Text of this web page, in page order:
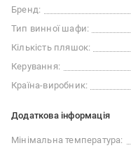
Бренд:
Тип винної шафи:
Кількість пляшок:
Керування:
Країна-виробник:
Додаткова інформація
Мінімальна температура: